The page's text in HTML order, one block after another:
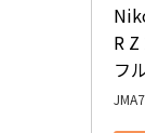
R
フ